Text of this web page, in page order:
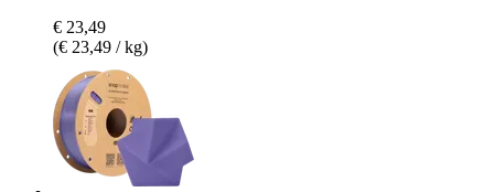
€ 23,49
(€ 23,49 / kg)